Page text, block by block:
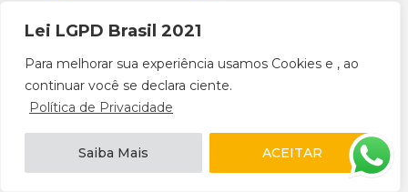
Lei LGPD Brasil 2021
Para melhorar sua experiência usamos Cookies e , ao
continuar você se declara ciente.
Política de Privacidade
Saiba Mais ACEITAR
Diadema
Carapicuíba
Bauru
Itaquaquecetuba
Franca
Praia Grande
Guarujá
Suzano
Taboão da Serra
Embu das Artes
Cotia